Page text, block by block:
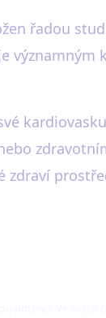
řadou
významným